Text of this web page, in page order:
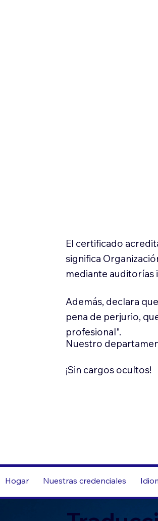
El certificado
significa
mediante auditorías
Además, declara
pena de perjurio,
profesional".
Nuestro
¡Sin cargos ocultos!
Hogar Nuestras credenciales